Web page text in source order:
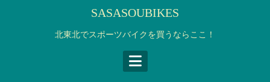
SASASOUBIKES
北東北でスポーツバイクを買うならここ！